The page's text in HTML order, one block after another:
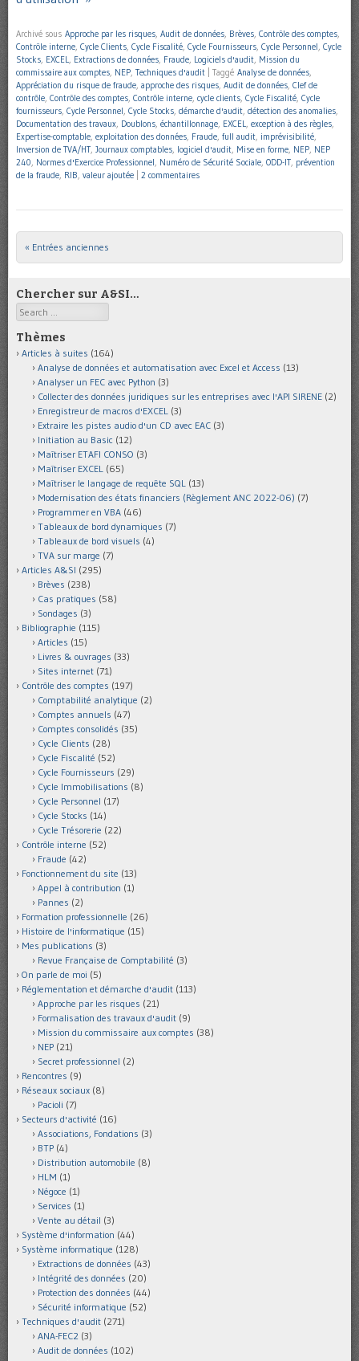
Archivé sous Approche par les risques, Audit de données, Brèves, Contrôle des comptes,
Contrôle interne, Cycle Clients, Cycle Fiscalité, Cycle Fournisseurs, Cycle Personnel, Cycle
Stocks, EXCEL, Extractions de données, Fraude, Logiciels d'audit, Mission du
commissaire aux comptes, NEP, Techniques d'audit Taggé Analyse de données,
Appréciation du risque de fraude, approche des risques, Audit de données, Clef de
contrôle, Contrôle des comptes, Contrôle interne, cycle clients, Cycle Fiscalité, Cycle
fournisseurs, Cycle Personnel, Cycle Stocks, démarche d'audit, détection des anomalies,
Documentation des travaux, Doublons, échantillonnage, EXCEL, exception à des règles,
Expertise-comptable, exploitation des données, Fraude, full audit, imprévisibilité,
Inversion de TVA/HT, Journaux comptables, logiciel d'audit, Mise en forme, NEP, NEP
240, Normes d'Exercice Professionnel, Numéro de Sécurité Sociale, ODD-IT, prévention
de la fraude, RIB, valeur ajoutée 2 commentaires
Post navigation
« Entrées anciennes
Chercher sur A&SI…
Search
Thèmes
Articles à suites (164)
Analyse de données et automatisation avec Excel et Access (13)
Analyser un FEC avec Python (3)
Collecter des données juridiques sur les entreprises avec l'API SIRENE (2)
Enregistreur de macros d'EXCEL (3)
Extraire les pistes audio d'un CD avec EAC (3)
Initiation au Basic (12)
Maîtriser ETAFI CONSO (3)
Maîtriser EXCEL (65)
Maîtriser le langage de requête SQL (13)
Modernisation des états financiers (Règlement ANC 2022-06) (7)
Programmer en VBA (46)
Tableaux de bord dynamiques (7)
Tableaux de bord visuels (4)
TVA sur marge (7)
Articles A&SI (295)
Brèves (238)
Cas pratiques (58)
Sondages (3)
Bibliographie (115)
Articles (15)
Livres & ouvrages (33)
Sites internet (71)
Contrôle des comptes (197)
Comptabilité analytique (2)
Comptes annuels (47)
Comptes consolidés (35)
Cycle Clients (28)
Cycle Fiscalité (52)
Cycle Fournisseurs (29)
Cycle Immobilisations (8)
Cycle Personnel (17)
Cycle Stocks (14)
Cycle Trésorerie (22)
Contrôle interne (52)
Fraude (42)
Fonctionnement du site (13)
Appel à contribution (1)
Pannes (2)
Formation professionnelle (26)
Histoire de l'informatique (15)
Mes publications (3)
Revue Française de Comptabilité (3)
On parle de moi (5)
Réglementation et démarche d'audit (113)
Approche par les risques (21)
Formalisation des travaux d'audit (9)
Mission du commissaire aux comptes (38)
NEP (21)
Secret professionnel (2)
Rencontres (9)
Réseaux sociaux (8)
Pacioli (7)
Secteurs d'activité (16)
Associations, Fondations (3)
BTP (4)
Distribution automobile (8)
HLM (1)
Négoce (1)
Services (1)
Vente au détail (3)
Système d'information (44)
Système informatique (128)
Extractions de données (43)
Intégrité des données (20)
Protection des données (44)
Sécurité informatique (52)
Techniques d'audit (271)
ANA-FEC2 (3)
Audit de données (102)